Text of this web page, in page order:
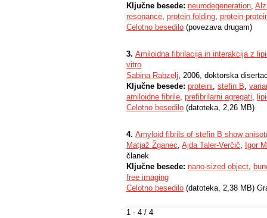
1 - 4 / 4
Ključne besede: neurodegeneration,
resonance, protein folding, protein-
Celotno besedilo (povezava drugam)
3. Amiloidna fibrilacija in interakcija z
vitro
Sabina Rabzelj, 2006, doktorska
Ključne besede: proteini, stefin B,
amiloidne fibrile, prefibrilarni agregati,
Celotno besedilo (datoteka, 2,26 MB)
4. Amyloid fibrils of stefin B show
Matjaž Žganec, Ajda Taler-Verčič, Igor
članek
Ključne besede: nano-sized object,
free imaging
Celotno besedilo (datoteka, 2,38 MB)